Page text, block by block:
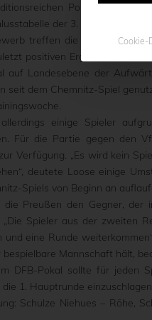
Pokal auch in
der 3. Liga oder aber
treffen die Adlerträger
positiven Ergebnissen in
auf Landesebene der
seit dem Chemnitz-Spiel
einige Spieler
Für die Partie gegen den
Verfügung. „Es wird kein
deutete Loose einige
Spiels von Beginn an
die Preußen den Gegner,
„Die Spieler aus der zweiten
und eine Runde
Mannschaft hält,
DFB-Pokal sollte für jeden
1. Hauptrunde
Schulze Niehues – Röhe,
Cookie-